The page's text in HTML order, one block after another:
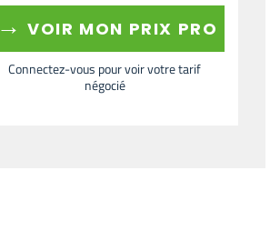
→ VOIR MON PRIX PRO
Connectez-vous pour voir votre tarif
négocié